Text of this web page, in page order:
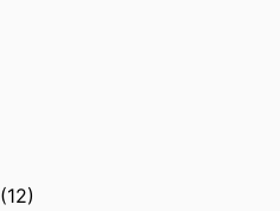
(12)